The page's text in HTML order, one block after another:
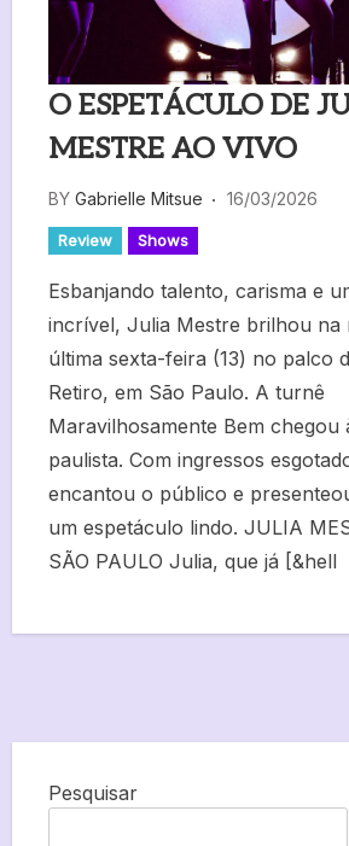
O ESPETÁCULO DE
MESTRE AO VIVO
BY Gabrielle Mitsue 16/03/2026
Review Shows
Esbanjando talento, carisma e
incrível, Julia Mestre brilhou na
última sexta-feira (13) no palco
Retiro, em São Paulo. A turnê
Maravilhosamente Bem chegou
paulista. Com ingressos
encantou o público e
um espetáculo lindo. JULIA
SÃO PAULO Julia, que já [&hell
Pesquisar